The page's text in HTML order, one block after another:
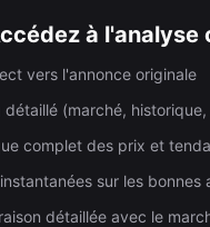
à l'analyse
vers l'annonce originale
détaillé (marché, historique,
complet des prix et
sur les bonnes
détaillée avec le